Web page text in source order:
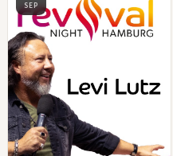
SEP